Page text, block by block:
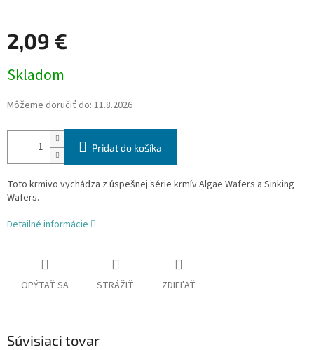
2,09 €
cena:
Skladom
Môžeme doručiť do: 11.8.2026
Pridať do košíka
Toto krmivo vychádza z úspešnej série krmív Algae Wafers a Sinking
Wafers.
Detailné informácie
OPÝTAŤ SA STRÁŽIŤ ZDIEĽAŤ
Súvisiaci tovar